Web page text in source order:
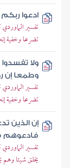
ادعوا
تفسير
تضرعا وخفية
ولا
وطمعا إن
تفسير
تضرعا وخفية
إن الذين
فادعوهم
تفسير
يخلق شيئا وهم